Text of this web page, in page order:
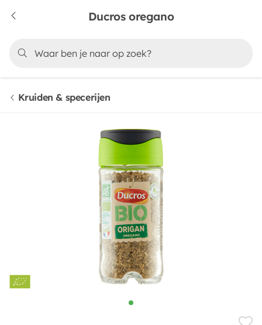
Ducros oregano
Kruiden & specerijen